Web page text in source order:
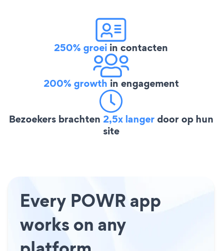
250% groei in contacten
200% growth in engagement
Bezoekers brachten 2,5x langerdoor op hun
site
Every POWR app
works on any